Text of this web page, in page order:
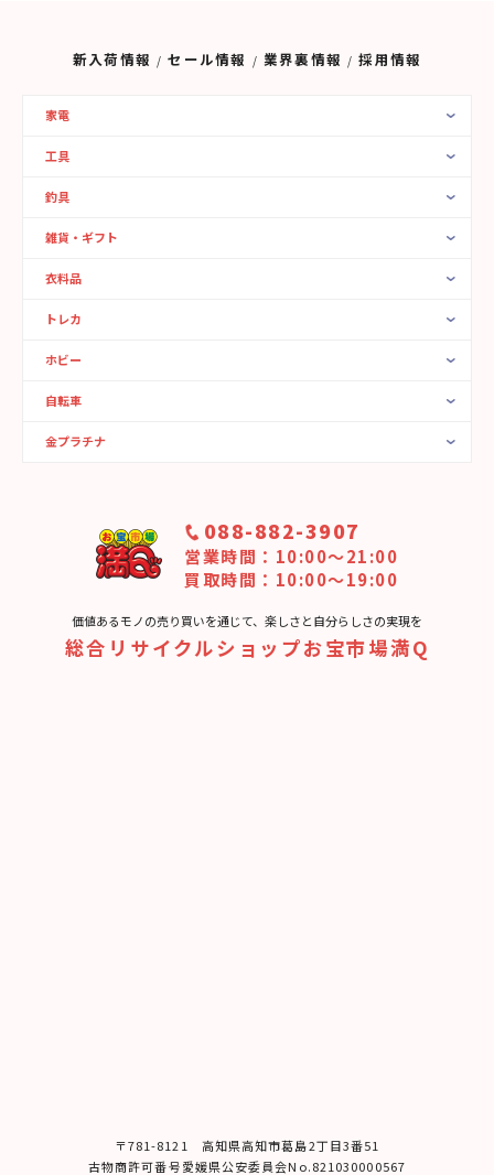
新入荷情報 セール情報 業界裏情報 採用情報
家電
工具
釣具
雑貨・ギフト
衣料品
トレカ
ホビー
自転車
金プラチナ
088-882-3907
営業時間：10:00〜21:00
買取時間：10:00～19:00
価値あるモノの売り買いを通じて、楽しさと⾃分らしさの実現を
総合リサイクルショップお宝市場満Q
〒781-8121 ⾼知県⾼知市葛島2丁⽬3番51
古物商許可番号愛媛県公安委員会No.821030000567